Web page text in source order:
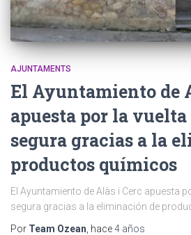
AJUNTAMENTS
El Ayuntamiento de
apuesta por la
segura gracias a la
productos químicos
El Ayuntamiento de Alàs i Cerc apuesta
segura gracias a la eliminación de
Por Team Ozean , hace4 años